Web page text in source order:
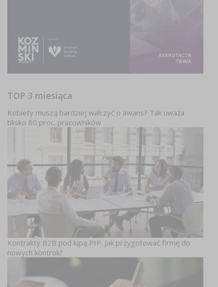
TOP 3 miesiąca
Kobiety muszą bardziej walczyć o awans? Tak uważa
blisko 80 proc. pracowników
Kontrakty B2B pod lupą PIP. Jak przygotować firmę do
nowych kontroli?